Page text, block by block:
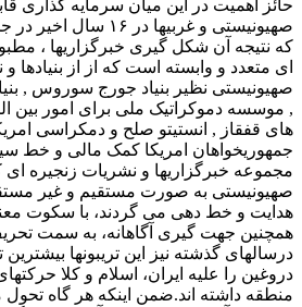
حائز اهمیت در این میان سرمایه گذاری
صهیونیستی و غربیها در
که نتیجه آن شکل گیری خبرگزاریها ،
ای متعدد و وابسته است که از از بنیادها
صهیونیستی نظیر بنیاد جورج سوروس ,
, موسسه دموکراتیک ملی برای امور بین
های قفقاز , انستیتو صلح و دمکراسی
جمهوریخواهان امریکا کمک مالی و خط
مجموعه خبرگزاریها و نشریات زنجیره
صهیونیستی به صورت مستقیم و غیر
هدایت و خط دهی می گردند، با سکوت
همچنین جهت گیری آگاهانه، به سمت
درسالهای گذشته نیز این تریبونها بیشترین
دروغین را علیه ایران، اسلام و کلا
منطقه داشته اند.ضمن اینکه هر گاه تحول